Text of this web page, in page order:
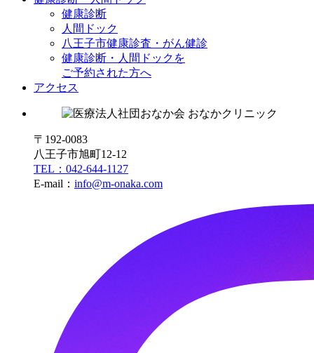
健康診断
人間ドック
八王子市健康診査・がん健診
健康診断・人間ドックを
ご予約された方へ
アクセス
〒192-0083
八王子市旭町12-12
TEL：042-644-1127
E-mail： info@m-onaka.com